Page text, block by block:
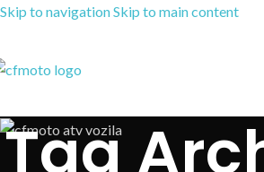
Skip to navigationSkip to main content
Tag